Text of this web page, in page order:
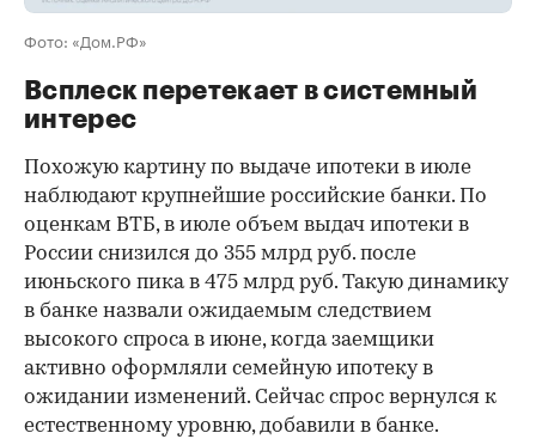
Фото: «Дом.РФ»
Всплеск перетекает в системный
интерес
Похожую картину по выдаче ипотеки в июле
наблюдают крупнейшие российские банки. По
оценкам ВТБ, в июле объем выдач ипотеки в
России снизился до 355 млрд руб. после
июньского пика в 475 млрд руб. Такую динамику
в банке назвали ожидаемым следствием
высокого спроса в июне, когда заемщики
активно оформляли семейную ипотеку в
ожидании изменений. Сейчас спрос вернулся к
естественному уровню, добавили в банке.